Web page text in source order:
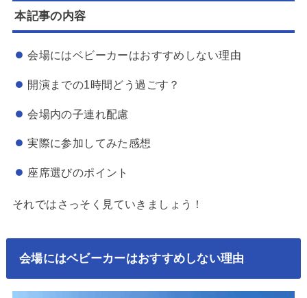
本記事の内容
会場にはベビーカーはおすすめしない理由
開演までの1時間どう過ごす？
会場内の子連れ配慮
実際に参加してみた感想
座席選びのポイント
それではさっそく見ていきましょう！
会場にはベビーカーはおすすめしない理由